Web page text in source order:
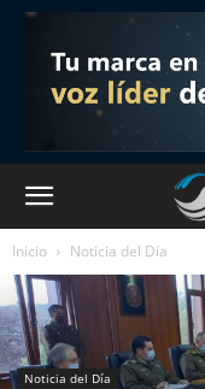
Inicio Noticia del Día
Noticia del Día